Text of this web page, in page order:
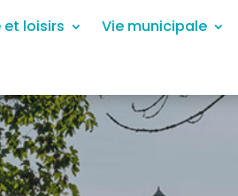
et loisirs Vie municipale